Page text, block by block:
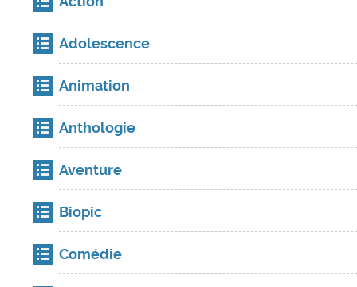
Adolescence
Animation
Anthologie
Aventure
Biopic
Comédie